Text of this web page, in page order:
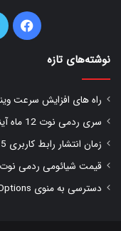
نوشته‌های تازه
راه های افزایش سرعت
سری ردمی نوت 12 ماه آینده عرضه شود
زمان انتشار رابط کاربری One UI 5 برای گوشی‌های سامسونگ مشخص شد
قیمت شیائومی ردمی نوت 11SE تایید شد
دسترسی به منوی Advanced Startup Options ویندوز 11